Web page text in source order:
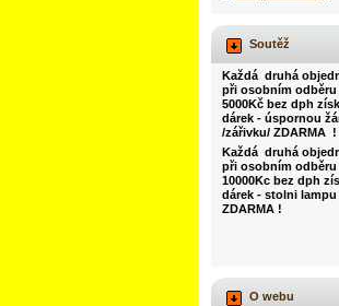
Soutěž
Každá druhá
při osobním odběru
5000Kč bez dph
dárek - úspornou
/zářivku/ ZDARMA !
Každá druhá
při osobním odběru
10000Kc bez dph
dárek - stolni lampu
ZDARMA !
O webu